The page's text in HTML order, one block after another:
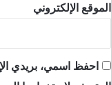
الموقع الإلكتروني
احفظ اسمي، بريدي